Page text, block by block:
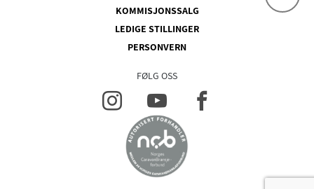
KOMMISJONSSALG
LEDIGE STILLINGER
PERSONVERN
FØLG OSS